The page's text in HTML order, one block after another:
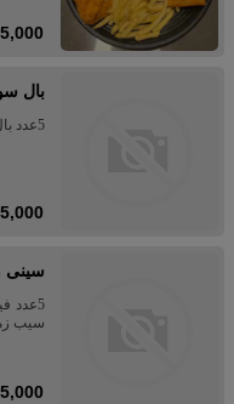
بال
5عدد بال سوخاری ، سیب زمینی سرخ کرده و سبزیجات
سینی
سیب